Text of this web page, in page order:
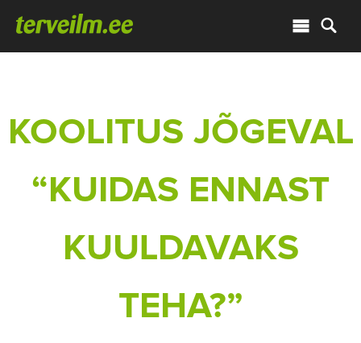
KOOLITUS JÕGEVAL
“KUIDAS ENNAST
KUULDAVAKS
TEHA?”